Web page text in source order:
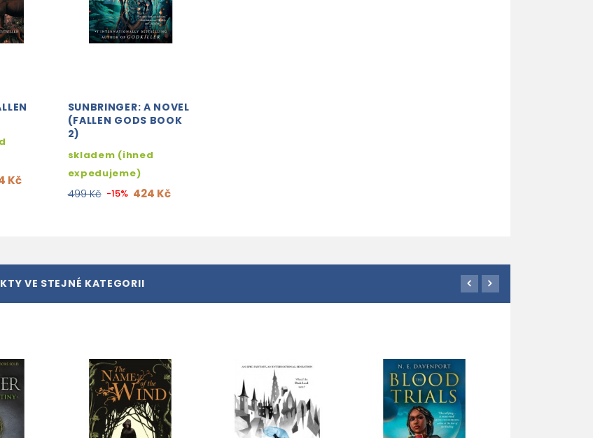
Kč
SUNBRINGER: A NOVEL
(FALLEN GODS BOOK
2)
skladem (ihned
expedujeme)
499 Kč -15% 424 Kč
VE STEJNÉ KATEGORII